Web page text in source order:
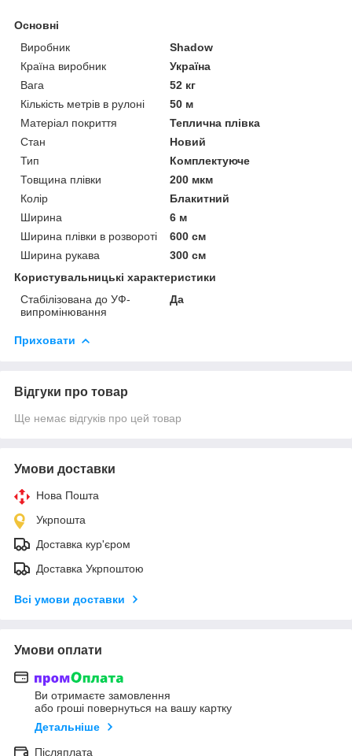
Основні
Виробник
Shadow
Країна виробник
Україна
Вага
52 кг
Кількість метрів в рулоні
50 м
Матеріал покриття
Теплична плівка
Стан
Новий
Тип
Комплектуюче
Товщина плівки
200 мкм
Колір
Блакитний
Ширина
6 м
Ширина плівки в розвороті
600 см
Ширина рукава
300 см
Користувальницькі характеристики
Стабілізована до УФ-
випромінювання
Да
Приховати
Відгуки про товар
Ще немає відгуків про цей товар
Умови доставки
Нова Пошта
Укрпошта
Доставка кур'єром
Доставка Укрпоштою
Всі умови доставки
Умови оплати
Ви отримаєте замовлення
або гроші повернуться на вашу картку
Детальніше
Післяплата